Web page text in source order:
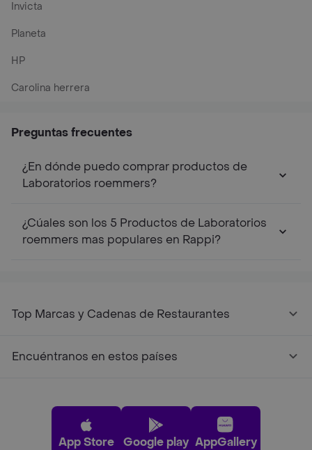
Invicta
Planeta
HP
Carolina herrera
Preguntas frecuentes
¿En dónde puedo comprar productos de
Laboratorios roemmers?
¿Cúales son los 5 Productos de Laboratorios
roemmers mas populares en Rappi?
Top Marcas y Cadenas de Restaurantes
Encuéntranos en estos países
App Store Google play AppGallery